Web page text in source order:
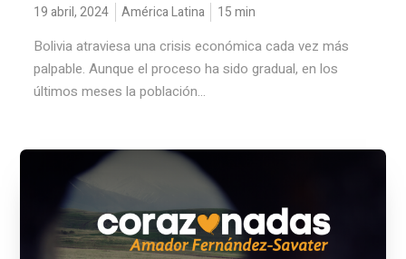
19 abril, 2024 América Latina 15 min
Bolivia atraviesa una crisis económica cada vez más
palpable. Aunque el proceso ha sido gradual, en los
últimos meses la población...